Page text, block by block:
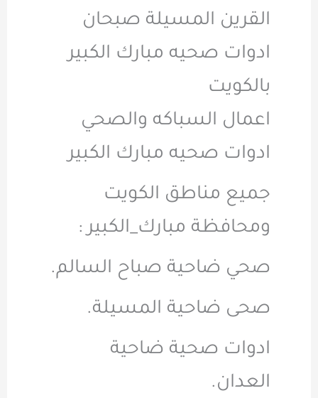
القرين المسيلة صبحان
ادوات صحيه مبارك الكبير
بالكويت
اعمال السباكه والصحي
ادوات صحيه مبارك الكبير
جميع مناطق الكويت
ومحافظة مبارك_الكبير :
صحي ضاحية صباح السالم.
صحى ضاحية المسيلة.
ادوات صحية ضاحية
العدان.